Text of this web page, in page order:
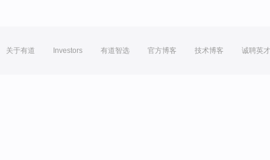
关于有道 Investors 有道智选 官方博客 技术博客 诚聘英才